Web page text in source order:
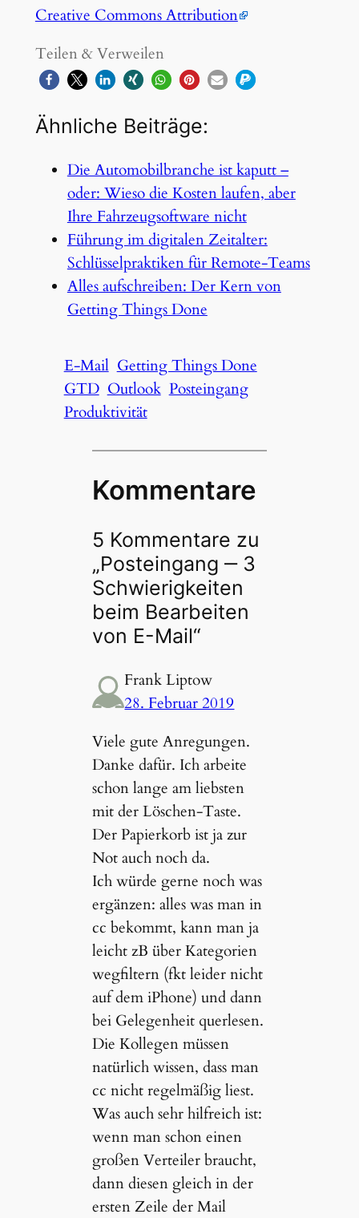
Creative Commons Attribution
Teilen & Verweilen
Ähnliche Beiträge:
Die Automobilbranche ist kaputt –
oder: Wieso die Kosten laufen, aber
Ihre Fahrzeugsoftware nicht
Führung im digitalen Zeitalter:
Schlüsselpraktiken für Remote-Teams
Alles aufschreiben: Der Kern von
Getting Things Done
E-Mail Getting Things Done
GTD Outlook Posteingang
Produktivität
Kommentare
5 Kommentare zu
„Posteingang ‒ 3
Schwierig­keiten
beim Bearbeiten
von E-Mail“
Frank Liptow
28. Februar 2019
Viele gute Anregungen.
Danke dafür. Ich arbeite
schon lange am liebsten
mit der Löschen-Taste.
Der Papierkorb ist ja zur
Not auch noch da.
Ich würde gerne noch was
ergänzen: alles was man in
cc bekommt, kann man ja
leicht zB über Kategorien
wegfiltern (fkt leider nicht
auf dem iPhone) und dann
bei Gelegenheit querlesen.
Die Kollegen müssen
natürlich wissen, dass man
cc nicht regelmäßig liest.
Was auch sehr hilfreich ist:
wenn man schon einen
großen Verteiler braucht,
dann diesen gleich in der
ersten Zeile der Mail